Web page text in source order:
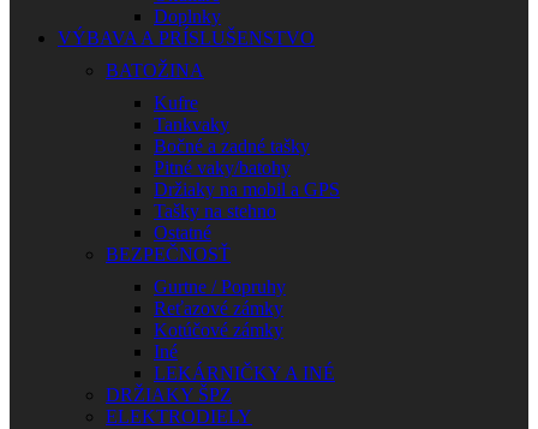
Doplnky
VÝBAVA A PRÍSLUŠENSTVO
BATOŽINA
Kufre
Tankvaky
Bočné a zadné tašky
Pitné vaky/batohy
Držiaky na mobil a GPS
Tašky na stehno
Ostatné
BEZPEČNOSŤ
Gurtne / Popruhy
Reťazové zámky
Kotúčové zámky
Iné
LEKÁRNIČKY A INÉ
DRŽIAKY ŠPZ
ELEKTRODIELY